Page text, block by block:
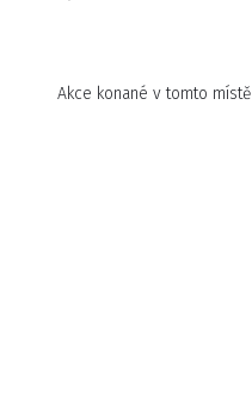
Akce konané v tomto místě